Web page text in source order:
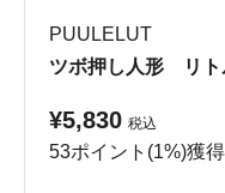
PUULELUT
ツボ押し人形 リト
¥5,830 税込
53ポイント(1%)獲